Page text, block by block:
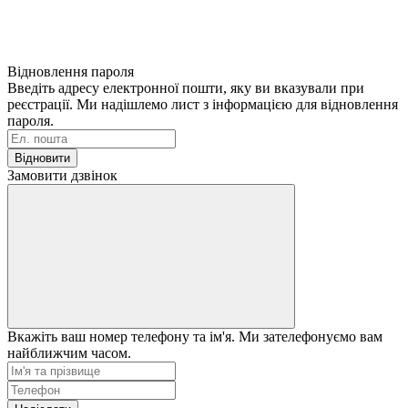
Відновлення пароля
Введіть адресу електронної пошти, яку ви вказували при
реєстрації. Ми надішлемо лист з інформацією для відновлення
пароля.
Відновити
Замовити дзвінок
Вкажіть ваш номер телефону та ім'я. Ми зателефонуємо вам
найближчим часом.